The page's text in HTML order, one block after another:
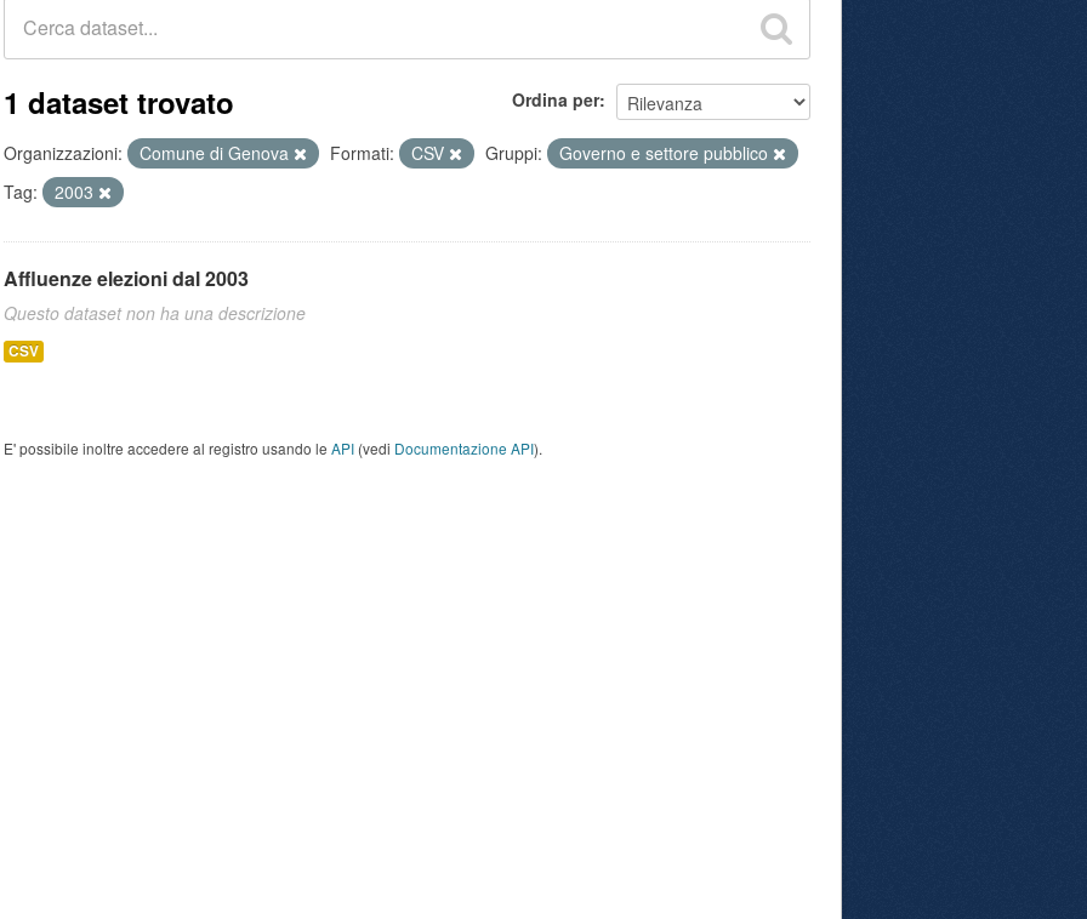
Ordina per
1 dataset trovato
Organizzazioni: Comune di Genova Formati: CSV Gruppi:
Governo e settore pubblico
Tag:
2003
Affluenze elezioni dal 2003
Questo dataset non ha una descrizione
CSV
E' possibile inoltre accedere al registro usando le API (vedi Documentazione API).